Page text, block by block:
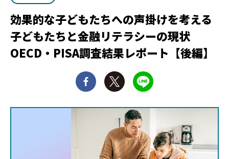
効果的な子どもたちへの声掛けを考える
子どもたちと金融リテラシーの現状
OECD・PISA調査結果レポート【後編】